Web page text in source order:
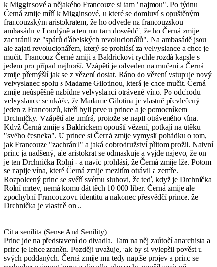
k Migginsové a nějakého Francouze si tam "najmou". Po týdnu
Černá zmije míří k Migginsové, u které se domluví s opuštěným
francouzským aristokratem, že ho odvede na francouzskou
ambasádu v Londýně a ten mu tam dosvědčí, že ho Černá zmije
zachránil ze "spárů ďábelských revolucionářů". Na ambasádě jsou
ale zajati revolucionářem, který se prohlásí za velvyslance a chce je
mučit. Francouz Černé zmiji a Baldrickovi rychle rozdá kapsle s
jedem pro případ nejhorší. Vzápětí je odveden na mučení a Černá
zmije přemýšlí jak se z vězení dostat. Ráno do vězení vstupuje nový
velvyslanec spolu s Madame Gilotinou, která je chce mučit. Černá
zmije neúspěšně nabídne velvyslanci otrávené víno. Po odchodu
velvyslance se ukáže, že Madame Gilotina je vlastně převlečený
jeden z Francouzů, kteří byli prve u prince a je pomocníkem
Drchničky. Vzápětí ale umírá, protože se napil otráveného vína.
Když Černá zmije s Baldrickem opouští vězení, potkají na útěku
"svého česneka". U prince si Černá zmije vymyslí pohádku o tom,
jak Francouze "zachránil" a jaká dobrodružství přitom prožil. Naivní
princ ja nadšený, ale aristokrat se odmaskuje a vyjde najevo, že on
je ten Drchnička Rolní - a navíc prohlásí, že Černá zmije lže. Potom
se napije vína, které Černá zmije mezitím otrávil a zemře.
Rozpolcený princ se svěří svému sluhovi, že teď, když je Drchnička
Rolní mrtev, nemá komu dát těch 10 000 liber. Černá zmije ale
zpochybní Francouzovu identitu a nakonec přesvědčí prince, že
Drchnička je vlastně on...
Cit a senilita (Sense And Senility)
Princ jde na představení do divadla. Tam na něj zaútočí anarchista a
princ je lehce zraněn. Později uvažuje, jak by si vylepšil pověst u
svých poddaných. Černá zmije mu tedy napíše projev a princ se